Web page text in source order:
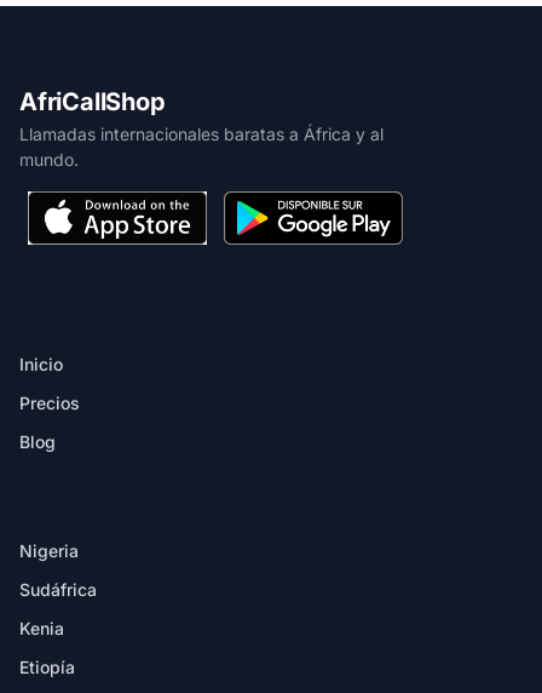
AfriCallShop
Llamadas internacionales baratas a África y al
mundo.
Inicio
Precios
Blog
Nigeria
Sudáfrica
Kenia
Etiopía